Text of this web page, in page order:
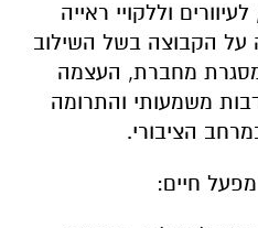
וללקויי ראייה
על הקבוצה בשל השילוב
מסגרת מחברת, העצמה
משמעותי והתרומה
הציבורי.
חיים: